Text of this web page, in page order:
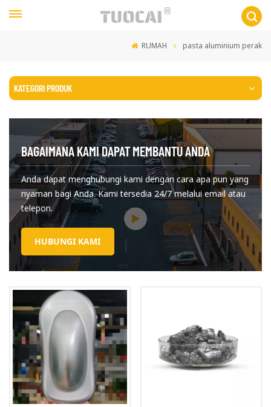
RUMAH pasta aluminium perak
KATEGORI PRODUK
BAGAIMANA KAMI DAPAT MEMBANTU ANDA
Anda dapat menghubungi kami dengan cara apa pun yang
nyaman bagi Anda. Kami tersedia 24/7 melalui email atau
telepon.
HUBUNGI KAMI